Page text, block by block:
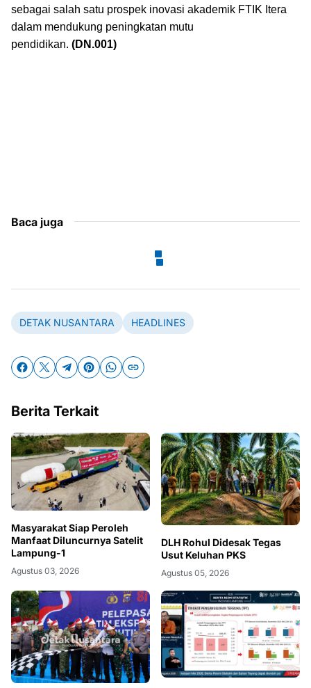
sebagai salah satu prospek inovasi akademik FTIK Itera
dalam mendukung peningkatan mutu
pendidikan. (DN.001)
Baca juga
DETAK NUSANTARA HEADLINES
Berita Terkait
Masyarakat Siap Peroleh
Manfaat Diluncurnya Satelit
Lampung-1
Agustus 03, 2026
DLH Rohul Didesak Tegas
Usut Keluhan PKS
Agustus 05, 2026